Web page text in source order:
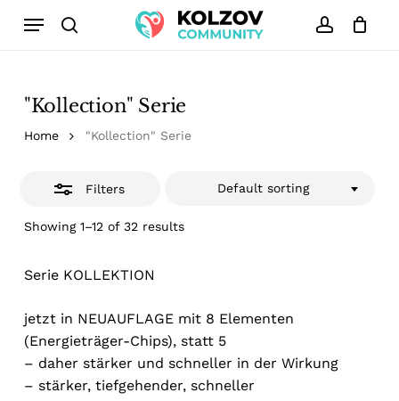
search
Menu
"Kollection" Serie
Home "Kollection" Serie
Filters
Showing 1–12 of 32 results
Default sorting
Serie KOLLEKTION
jetzt in NEUAUFLAGE mit 8 Elementen
(Energieträger-Chips), statt 5
– daher stärker und schneller in der Wirkung
– stärker, tiefgehender, schneller